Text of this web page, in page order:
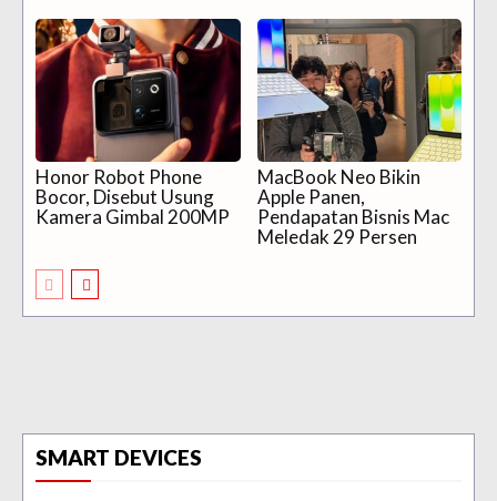
Honor Robot Phone
Bocor, Disebut Usung
Kamera Gimbal 200MP
MacBook Neo Bikin
Apple Panen,
Pendapatan Bisnis Mac
Meledak 29 Persen
SMART DEVICES